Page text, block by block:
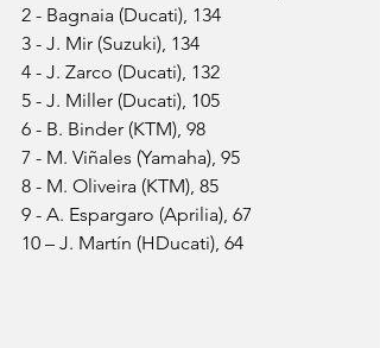
2 - Bagnaia (Ducati), 134
3 - J. Mir (Suzuki), 134
4 - J. Zarco (Ducati), 132
5 - J. Miller (Ducati), 105
6 - B. Binder (KTM), 98
7 - M. Viñales (Yamaha), 95
8 - M. Oliveira (KTM), 85
9 - A. Espargaro (Aprilia), 67
10 – J. Martín (HDucati), 64